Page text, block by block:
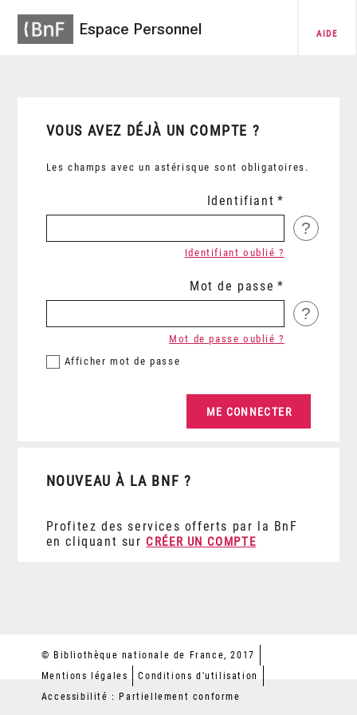
Espace Personnel AIDE
VOUS AVEZ DÉJÀ UN COMPTE ?
Les champs avec un astérisque sont obligatoires.
Identifiant
?
Identifiant oublié ?
Mot de passe
?
Afficher mot de passe
Mot de passe oublié ?
NOUVEAU À LA BNF ?
Profitez des services offerts par la BnF
en cliquant sur CRÉER UN COMPTE
© Bibliothèque nationale de France, 2017
Mentions légales
Conditions d'utilisation
Accessibilité : Partiellement conforme